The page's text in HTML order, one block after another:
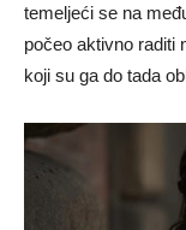
temeljeći se na
počeo aktivno raditi
koji su ga do tada